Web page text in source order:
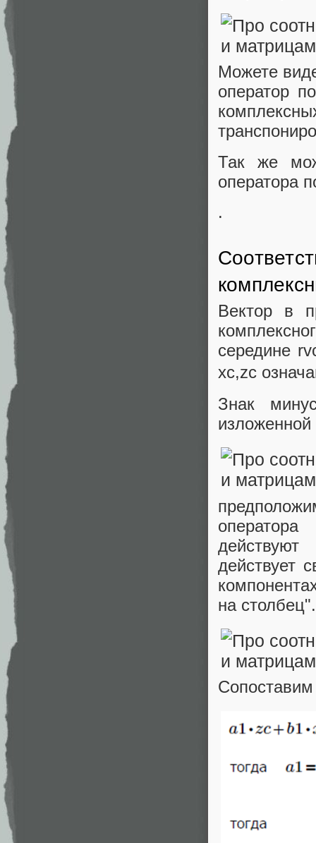
Можете
оператор
Так же
оператора
.
Вектор в
середине
xc,zc
Знак
действует
на столбец".